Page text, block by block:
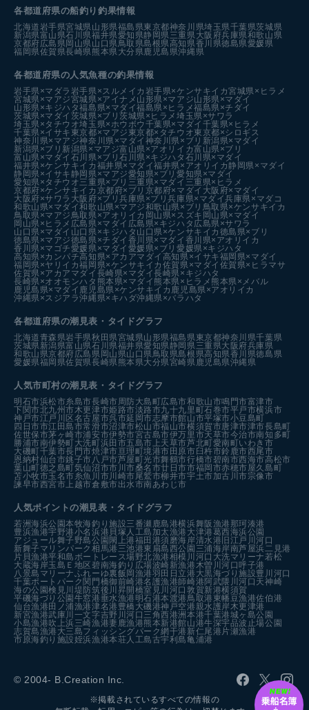
各都道府県の船釣り釣果情報
北海道 岩手県宮城県 山形県福島県東京都神奈川県埼玉県千葉県茨城県
新潟県富山県石川県福井県愛知県静岡県 三重県 大阪府兵庫県和歌山県
京都府広島県岡山県 山口県 鳥取県島根県高知県香川県徳島県愛媛県
福岡県佐賀県長崎県 熊本県 大分県 鹿児島県沖縄県
各都道府県の人気魚種の釣果情報
岩手県×マダラ 岩手県×スルメイカ 岩手県×ケンサキイカ宮城県×ヒラメ
宮城県×マアジ宮城県×アイナメ 山形県×マアジ山形県×マダイ
山形県×キジハタ福島県×マダイ福島県×ヒラメ福島県×チダイ
茨城県×マダイ 茨城県×ブリ茨城県×ヒラメ埼玉県×サワラ
埼玉県×タチウオ埼玉県×ホウボウ 千葉県×マダイ 千葉県×ヒラメ
千葉県×イサキ 東京都×マアジ 東京都×タチウオ東京都×シロギス
神奈川県×マアジ神奈川県×マダイ 神奈川県×ブリ 新潟県×マダイ
新潟県×ブリ 新潟県×マアジ富山県×アオリイカ富山県×ブリ
富山県×マダイ 石川県×ブリ石川県×キジハタ 石川県×マダイ
福井県×ケンサキイカ 福井県×マダイ福井県×アオリイカ静岡県×マダイ
静岡県×イサキ静岡県×マアジ愛知県×ブリ愛知県×マダイ
愛知県×タチウオ三重県×ブリ 三重県×マダイ 三重県×ヒラメ
京都府×ケンサキイカ 京都府×ブリ 京都府×マダイ 大阪府×マダイ
大阪府×サワラ 大阪府×ブリ兵庫県×ブリ兵庫県×マダイ兵庫県×マダコ
和歌山県×マダイ和歌山県×マアジ和歌山県×ブリ 鳥取県×ケンサキイカ
鳥取県×マアジ 鳥取県×アオリイカ 岡山県×スズキ 岡山県×マダイ
岡山県×ヒラメ 広島県×マダイ 広島県×キジハタ 広島県×サワラ
山口県×マダイ 山口県×キジハタ 山口県×ケンサキイカ 徳島県×ブリ
徳島県×マアジ徳島県×チダイ 香川県×マダイ 香川県×アオリイカ
香川県×マゴチ愛媛県×マダイ 愛媛県×ブリ愛媛県×キジハタ
高知県×カンパチ高知県×アカアマダイ 高知県×イサキ福岡県×マダイ
福岡県×ヤリイカ福岡県×ケンサキイカ 佐賀県×マダイ 佐賀県×ヒラマサ
佐賀県×アカアマダイ 長崎県×マダイ長崎県×キジハタ
長崎県×オオモンハタ 熊本県×マダイ 熊本県×ヒラメ 熊本県×メバル
鹿児島県×マダイ 鹿児島県×ケンサキイカ 鹿児島県×アオリイカ
沖縄県×スジアラ沖縄県×キハダ沖縄県×バラハタ
各都道府県の潮見表 ・タイドグラフ
北海道青森県岩手県秋田県宮城県山形県福島県 東京都神奈川県千葉県
茨城県 新潟県富山県石川県福井県愛知県静岡県 三重県大阪府兵庫県
和歌山県京都府広島県 岡山県山口県 鳥取県島根県高知県香川県徳島県
愛媛県福岡県佐賀県長崎県 熊本県大分県宮崎県 鹿児島県沖縄県
人気市町村の潮見表・タイドグラフ
明石市浜松市糸島市長崎市 周防大島町広島市和歌山市鳴門市富津市
下関市北九州市木更津市姫路市淡路市九十九里町石巻市平戸市横浜市
神戸市江戸川区名古屋市呉市延岡市志摩市館山市平塚市小豆島町
四日市市江田島市常滑市沼津市松山市福山市横須賀市唐津市津市長島町
佐世保市茅ヶ崎市浦安市伊勢市宮古島市伊万里市天草市今治市南知多町
勝浦市南伊勢町大洗町浜田市五島市 上天草市芦北町愛南町いわき市
大磯町千葉市長門市焼津市亘理町境港市田原市臼杵市鈴鹿市西尾市
恩納村仙台市銚子市 八戸市芦屋町光市舞鶴市行橋市碧南市西海市高松市
葉山町徳之島町気仙沼市市川市桑名市廿日市市福岡市赤穂市屋久島町
苫小牧市玉名市糸魚川市 川崎市尾鷲市柳井市宇土市加古川市宗像市
諫早市西宮市 上越市倉敷市出水市南あわじ市
人気ポイントの潮見表・タイドグラフ
若洲海浜公園本牧海釣り施設三番瀬 鹿島港横浜舞阪漁港 那珂湊港
豊浜漁港宇野港小名浜港 貝塚人工島 加太漁港 大津港葛西海浜公園
アジュール舞子野島公園閖上港福田港須磨海岸清水港 旧江戸川河口
新舞子マリンパーク 相馬港 三池港東扇島西公園 三浦海岸南芦屋浜 二見港
片貝漁港平和島ボートレース場野北漁港相模川河口 大洗マリーナ 若松
大蔵海岸玉島Ｅ地区碧南海釣り広場波崎新漁港 木曽川河口呼子港
八景島マリーナふれーゆ裏飯岡漁港羽田 日立港 大黒海づり施設豊川河口
千葉ポートパーク関門橋御前崎港名護漁港師崎港阿武隈川河口 天神崎
海の公園検見川堤防筑後川昇開橋室見川河口敦賀新港横須賀
平磯海づり公園牛窓港垂水漁港 明石港本渡港 鳥取港 東幡豆漁港佐伯港
仙台漁港田ノ浦漁港津名港 豊橋 大磯港神戸空港親水護岸 木更津港
新宮漁港武庫川一文字吉野川河口 三角西港洲本港千葉港城ヶ島公園
小島漁港吹上浜三崎漁港妻鹿漁港熊本新港館山港牛深宇品波止場公園
志賀島漁港 大三島フィッシングパーク網干港 新仁尾港 片瀬漁港
市原海釣り施設姪浜漁港本荘人工島古宇利島亀浦港
© 2004- B.Creation Inc.
※掲載されているすべての情報の